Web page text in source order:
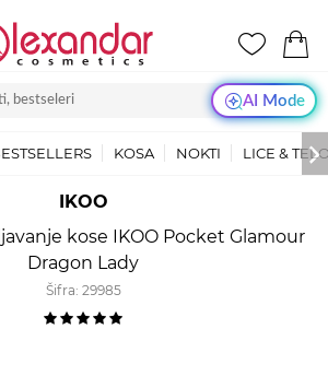
AI Mode
KOSA NOKTI LICE &
IKOO
kose IKOO Pocket Glamour
Dragon Lady
Šifra: 29985